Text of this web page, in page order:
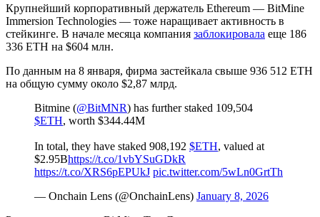
Крупнейший корпоративный держатель Ethereum — BitMine
Immersion Technologies — тоже наращивает активность в
стейкинге. В начале месяца компания заблокировала еще 186
336 ETH на $604 млн.
По данным на 8 января, фирма застейкала свыше 936 512 ETH
на общую сумму около $2,87 млрд.
Bitmine (@BitMNR) has further staked 109,504
$ETH, worth $344.44M
In total, they have staked 908,192 $ETH, valued at
$2.95Bhttps://t.co/1vbYSuGDkR
https://t.co/XRS6pEPUkJ pic.twitter.com/5wLn0GrtTh
— Onchain Lens (@OnchainLens) January 8, 2026